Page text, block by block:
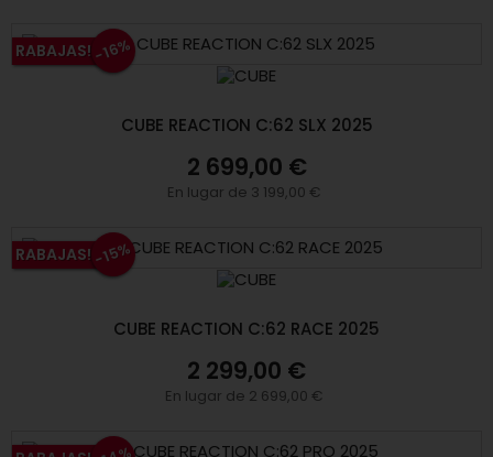
RABAJAS! -16%
CUBE REACTION C:62 SLX 2025
2 699,00 €
En lugar de 3 199,00 €
RABAJAS! -15%
CUBE REACTION C:62 RACE 2025
2 299,00 €
En lugar de 2 699,00 €